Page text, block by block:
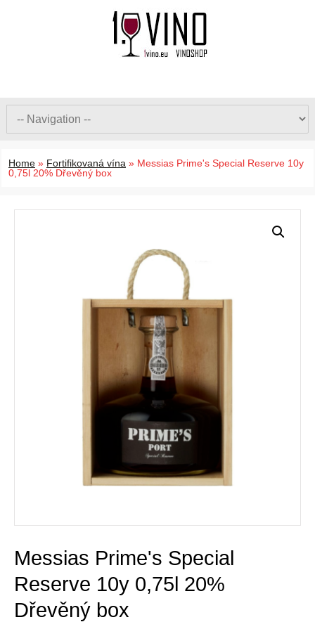
Home » Fortifikovaná vína » Messias Prime's Special Reserve 10y
0,75l 20% Dřevěný box
Messias Prime's Special
Reserve 10y 0,75l 20%
Dřevěný box